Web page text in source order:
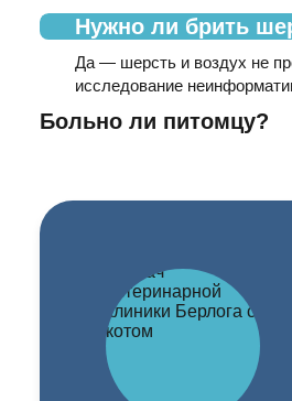
Нужно ли брить
Да — шерсть и воздух не
исследование
Больно ли питомцу?